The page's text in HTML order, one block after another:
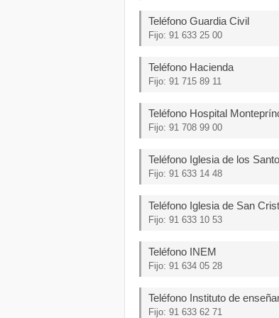
Teléfono Guardia Civil
Fijo: 91 633 25 00
Teléfono Hacienda
Fijo: 91 715 89 11
Teléfono Hospital
Fijo: 91 708 99 00
Teléfono Iglesia de los
Fijo: 91 633 14 48
Teléfono Iglesia de San
Fijo: 91 633 10 53
Teléfono INEM
Fijo: 91 634 05 28
Teléfono Instituto de
Fijo: 91 633 62 71